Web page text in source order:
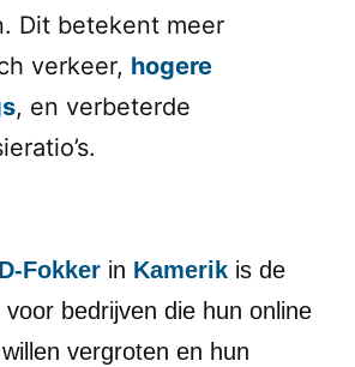
Dit betekent meer
verkeer, hogere
, en verbeterde
Fokker in Kamerik is de
bedrijven die hun online
vergroten en hun